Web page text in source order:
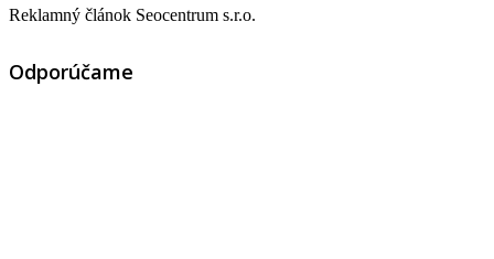
Reklamný článok Seocentrum s.r.o.
Odporúčame